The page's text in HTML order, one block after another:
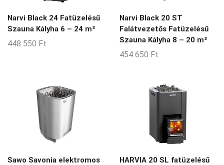
Narvi Black 24 Fatüzelésű
Szauna Kályha 6 – 24 m³
448 550 Ft
Narvi Black 20 ST
Falátvezetős Fatüzelésű
Szauna Kályha 8 – 20 m³
454 650 Ft
Sawo Savonia elektromos
HARVIA 20 SL fatüzelésű